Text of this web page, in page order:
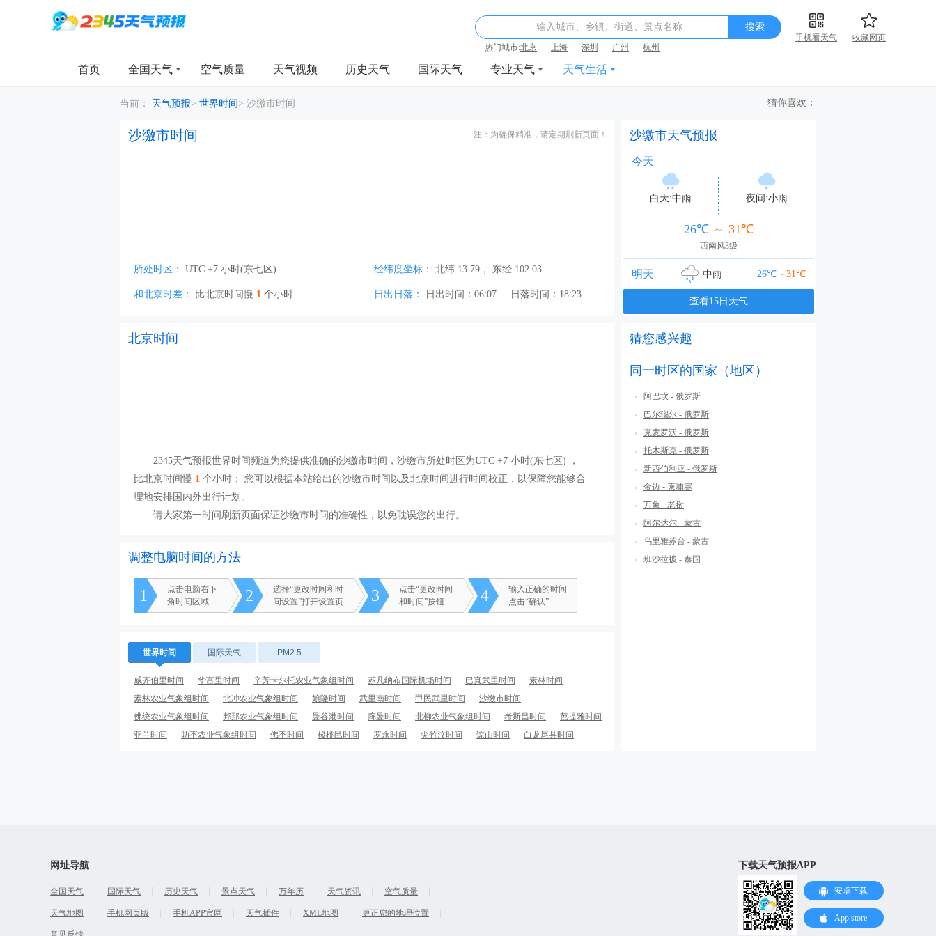
输入城市、乡镇、街道、景点名称 搜索
手机看天气
收藏网页
热门城市:北京 上海 深圳 广州 杭州
首页 全国天气 空气质量 天气视频 历史天气 国际天气 专业天气 天气生活
当前： 天气预报> 世界时间 > 沙缴市时间 猜你喜欢：
沙缴市时间 注：为确保精准，请定期刷新页面！
所处时区： UTC +7 小时(东七区) 经纬度坐标： 北纬 13.79， 东经 102.03
和北京时差： 比北京时间慢 1 个小时 日出日落： 日出时间：06:07 日落时间：18:23
沙缴市天气预报
今天
白天:中雨 夜间:小雨
26℃ ～ 31℃
西南风3级
明天 中雨 26℃ ～ 31℃
查看15日天气
北京时间
2345天气预报世界时间频道为您提供准确的沙缴市时间，沙缴市所处时区为UTC +7 小时(东七区) ，
比北京时间慢 1 个小时； 您可以根据本站给出的沙缴市时间以及北京时间进行时间校正，以保障您能够合
理地安排国内外出行计划。
请大家第一时间刷新页面保证沙缴市时间的准确性，以免耽误您的出行。
调整电脑时间的方法
1
点击电脑右下
角时间区域
2
选择“更改时间和时
间设置”打开设置页
3
点击“更改时间
和时间”按钮
4
输入正确的时间
点击“确认”
世界时间 国际天气 PM2.5
威齐伯里时间 华富里时间 辛芳卡尔托农业气象组时间 苏凡纳布国际机场时间 巴真武里时间
素林时间
素林农业气象组时间
北冲农业气象组时间 娘隆时间 武里南时间 甲民武里时间
沙缴市时间
佛统农业气象组时间
邦那农业气象组时间 曼谷港时间 廊曼时间 北柳农业气象组时间 考斯昌时间
芭提雅时间
亚兰时间
叻丕农业气象组时间 佛丕时间 梭桃邑时间 罗永时间 尖竹汶时间 谅山时间
白龙尾县时间
猜您感兴趣
同一时区的国家（地区）
阿巴坎 - 俄罗斯
巴尔瑙尔 - 俄罗斯
克麦罗沃 - 俄罗斯
托木斯克 - 俄罗斯
新西伯利亚 - 俄罗斯
金边 - 柬埔寨
万象 - 老挝
阿尔达尔 - 蒙古
乌里雅苏台 - 蒙古
班沙拉披 - 泰国
网址导航
全国天气 国际天气 历史天气 景点天气 万年历 天气资讯 空气质量
天气地图 手机网页版 手机APP官网 天气插件 XML地图 更正您的地理位置
下载天气预报APP
安卓下载
App store